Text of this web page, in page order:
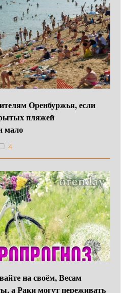
Оренбуржья, если
пляжей
мало
4
на своём, Весам
а Раки могут переживать